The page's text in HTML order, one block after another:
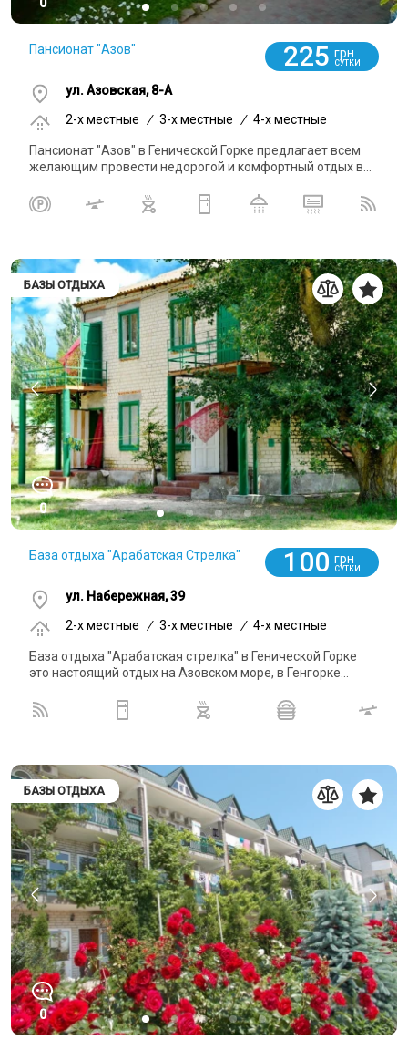
Пансионат "Азов" 225 грн
СУТКИ
ул. Азовская, 8-А
2-x местные
/ 3-x местные / 4-x местные
Пансионат "Азов" в Генической Горке предлагает всем
желающим провести недорогой и комфортный отдых в...
БАЗЫ ОТДЫХА
0
База отдыха "Арабатская Стрелка" 100 грн
СУТКИ
ул. Набережная, 39
2-x местные
/ 3-x местные / 4-x местные
База отдыха "Арабатская стрелка" в Генической Горке
это настоящий отдых на Азовском море, в Генгорке...
БАЗЫ ОТДЫХА
0